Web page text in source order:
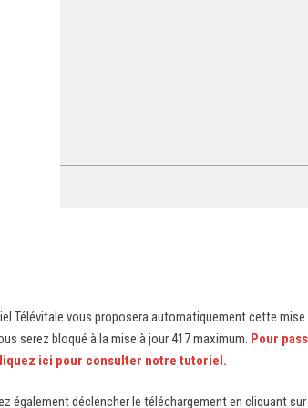
Télévitale vous proposera automatiquement cette mise
serez bloqué à la mise à jour 417 maximum. Pour
ici pour consulter notre tutoriel.
également déclencher le téléchargement en cliquant